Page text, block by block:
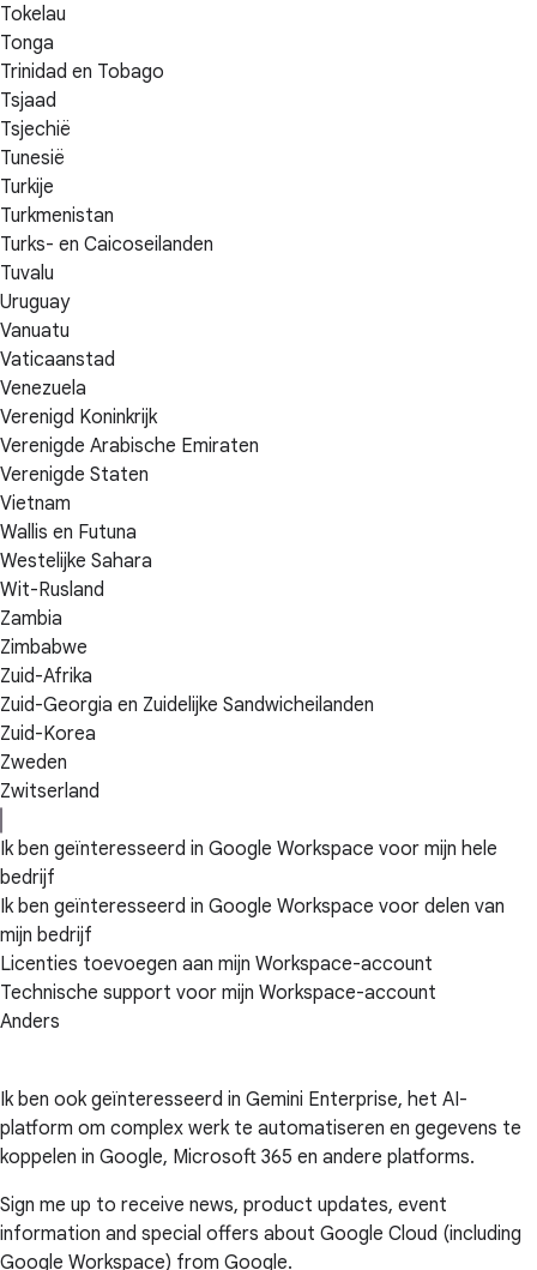
Tokelau
Tonga
Trinidad en Tobago
Tsjaad
Tsjechië
Tunesië
Turkije
Turkmenistan
Turks- en Caicoseilanden
Tuvalu
Uruguay
Vanuatu
Vaticaanstad
Venezuela
Verenigd Koninkrijk
Verenigde Arabische Emiraten
Verenigde Staten
Vietnam
Wallis en Futuna
Westelijke Sahara
Wit-Rusland
Zambia
Zimbabwe
Zuid-Afrika
Zuid-Georgia en Zuidelijke Sandwicheilanden
Zuid-Korea
Zweden
Zwitserland
Ik ben geïnteresseerd in Google Workspace voor mijn hele
bedrijf
Ik ben geïnteresseerd in Google Workspace voor delen van
mijn bedrijf
Licenties toevoegen aan mijn Workspace-account
Technische support voor mijn Workspace-account
Anders
Ik ben ook geïnteresseerd in Gemini Enterprise, het AI-
platform om complex werk te automatiseren en gegevens te
koppelen in Google, Microsoft 365 en andere platforms.
Sign me up to receive news, product updates, event
information and special offers about Google Cloud (including
Google Workspace) from Google.